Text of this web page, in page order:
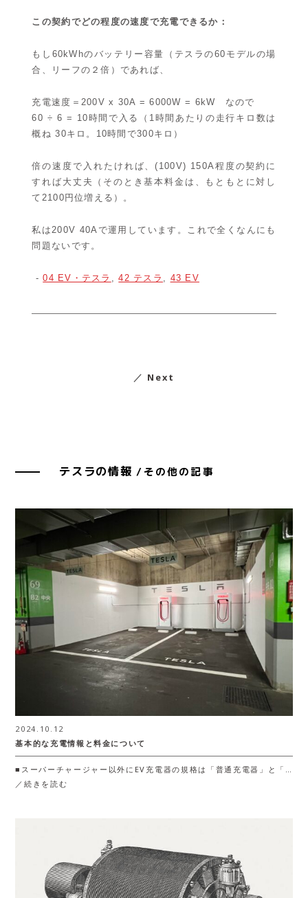
この契約でどの程度の速度で充電できるか：
もし60kWhのバッテリー容量（テスラの60モデルの場
合、リーフの２倍）であれば、
充電速度＝200V x 30A = 6000W = 6kW なので
60 ÷ 6 = 10時間で入る（1時間あたりの走行キロ数は
概ね 30キロ。10時間で300キロ）
倍の速度で入れたければ、(100V) 150A程度の契約に
すれば大丈夫（そのとき基本料金は、もともとに対し
て2100円位増える）。
私は200V 40Aで運用しています。これで全くなんにも
問題ないです。
-04 EV・テスラ ,42 テスラ 43 EV
／ Next
テスラの情報 /その他の記事
2024.10.12
基本的な充電情報と料金について
■スーパーチャージャー以外にEV充電器の規格は「普通充電器」と「…
／続きを読む